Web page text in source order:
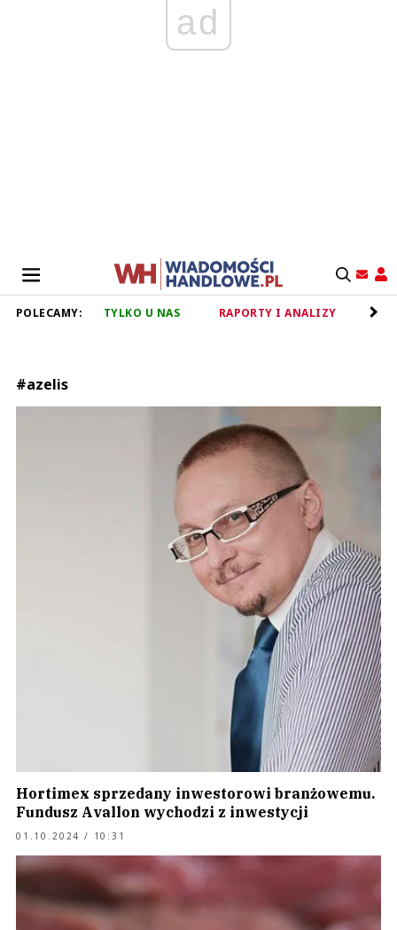
ad
POLECAMY: TYLKO U NAS RAPORTY I ANALIZY
#azelis
Hortimex sprzedany inwestorowi branżowemu.
Fundusz Avallon wychodzi z inwestycji
01.10.2024 / 10:31